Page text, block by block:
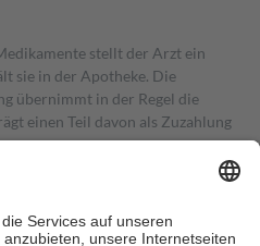
stellt der Arzt ein
sie in der Apotheke. Die
übernimmt in der Regel die
einen Teil davon als Zuzahlung
in Höhe von zehn
nie mehr als die tatsächlichen